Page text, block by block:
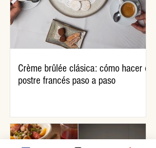
Crème brûlée clásica: cómo hacer el
postre francés paso a paso